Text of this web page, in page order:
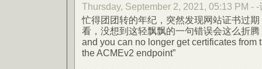
Thursday, September 2, 2021, 05:13 PM - -
忙得团团转的年纪，突然发现网站证书过
看，没想到这轻飘飘的一句错误会这么折
and you can no longer get certificates from
the ACMEv2 endpoint”